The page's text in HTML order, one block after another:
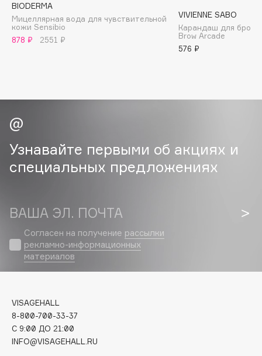
Bvlgari
by TERRY
BY WISHTREND
C
Cadence
Capelli Dorati
Catrice
Cettua
Chupa Chups
Clarins Precious
Clinique
Clive Christian
BIODERMA
Мицеллярная вода для чувствительной
кожи Sensibio
878 ₽
2551 ₽
VIVIENNE SABO
Карандаш для
Brow Arcade
576 ₽
Узнавайте первыми об акциях и
специальных предложениях
ВАША ЭЛ. ПОЧТА
Согласен на получение рассылки
рекламно-информационных
материалов
VISAGEHALL
8-800-700-33-37
C 9:00 ДО 21:00
INFO@VISAGEHALL.RU